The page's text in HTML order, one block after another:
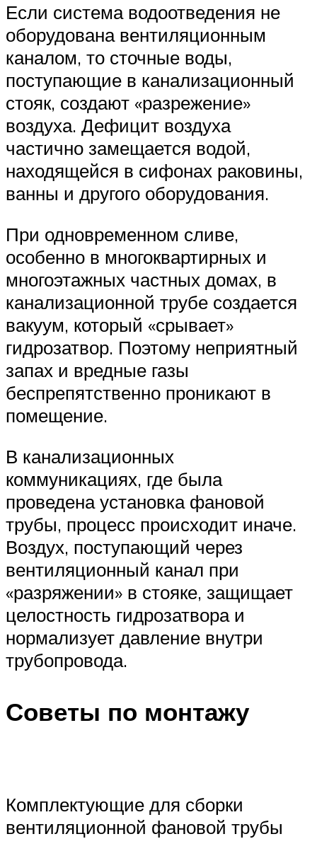
Если система водоотведения не
оборудована вентиляционным
каналом, то сточные воды,
поступающие в канализационный
стояк, создают «разрежение»
воздуха. Дефицит воздуха
частично замещается водой,
находящейся в сифонах раковины,
ванны и другого оборудования.
При одновременном сливе,
особенно в многоквартирных и
многоэтажных частных домах, в
канализационной трубе создается
вакуум, который «срывает»
гидрозатвор. Поэтому неприятный
запах и вредные газы
беспрепятственно проникают в
помещение.
В канализационных
коммуникациях, где была
проведена установка фановой
трубы, процесс происходит иначе.
Воздух, поступающий через
вентиляционный канал при
«разряжении» в стояке, защищает
целостность гидрозатвора и
нормализует давление внутри
трубопровода.
Советы по монтажу
Комплектующие для сборки
вентиляционной фановой трубы